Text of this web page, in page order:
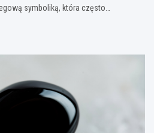
symboliką, która często…